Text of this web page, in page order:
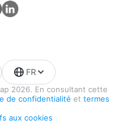
2026. En consultant cette
de confidentialité et termes
aux cookies
FR